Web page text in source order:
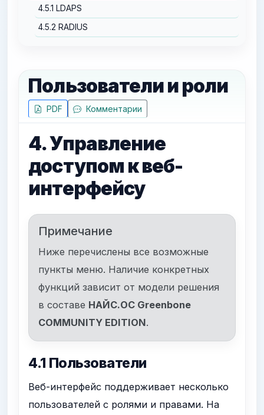
4.5.1 LDAPS
4.5.2 RADIUS
Пользователи и роли
PDF Комментарии
4. Управление
доступом к веб-
интерфейсу
Примечание
Ниже перечислены все возможные
пункты меню. Наличие конкретных
функций зависит от модели решения
в составе НАЙС.ОС Greenbone
COMMUNITY EDITION.
4.1 Пользователи
Веб-интерфейс поддерживает несколько
пользователей с ролями и правами. На